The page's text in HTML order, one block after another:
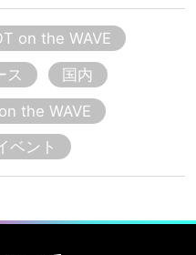
on the WAVE
ス
国内
the WAVE
ベント